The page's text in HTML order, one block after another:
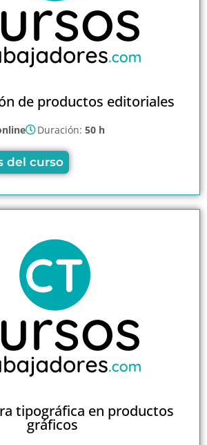
de productos editoriales
Duración: 50 h
del curso
tipográfica en productos
gráficos